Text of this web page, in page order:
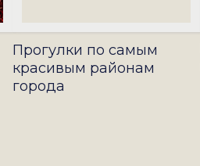
Прогулки по самым
красивым районам
города